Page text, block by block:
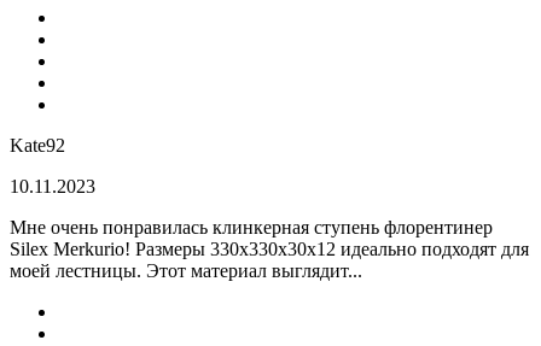
Kate92
10.11.2023
Мне очень понравилась клинкерная ступень флорентинер
Silex Merkurio! Размеры 330х330х30х12 идеально подходят для
моей лестницы. Этот материал выглядит...